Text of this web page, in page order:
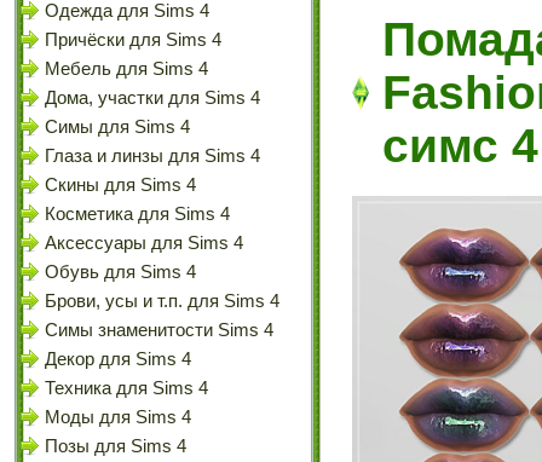
Одежда для Sims 4
Причёски для Sims 4
Мебель для Sims 4
Дома, участки для Sims 4
Симы для Sims 4
Глаза и линзы для Sims 4
Скины для Sims 4
Косметика для Sims 4
Аксессуары для Sims 4
Обувь для Sims 4
Брови, усы и т.п. для Sims 4
Симы знаменитости Sims 4
Декор для Sims 4
Техника для Sims 4
Моды для Sims 4
Позы для Sims 4
симс 4